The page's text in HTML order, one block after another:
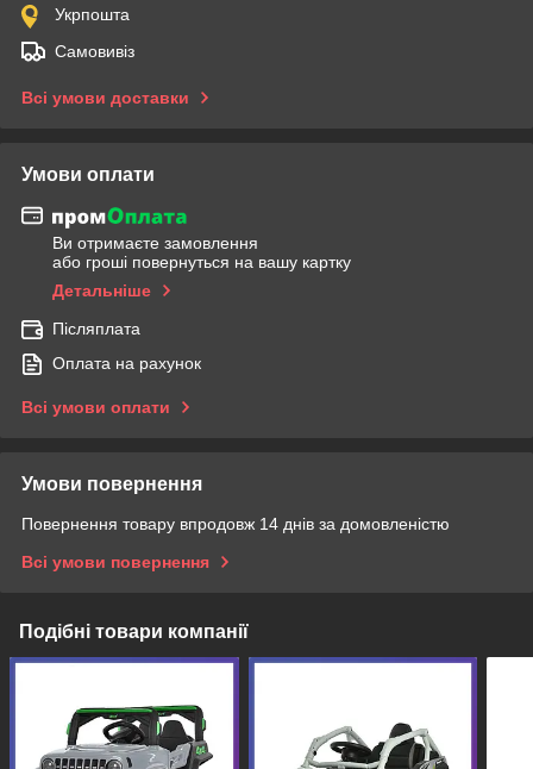
Укрпошта
Самовивіз
Всі умови доставки
Умови оплати
Ви отримаєте замовлення
або гроші повернуться на вашу картку
Детальніше
Післяплата
Оплата на рахунок
Всі умови оплати
Умови повернення
Повернення товару впродовж 14 днів за домовленістю
Всі умови повернення
Подібні товари компанії